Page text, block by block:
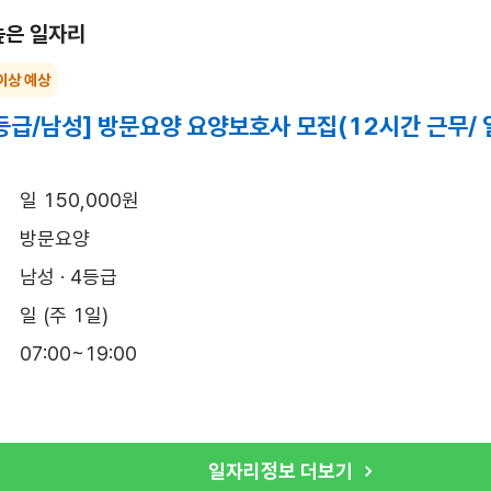
일자리
상 예상
/남성] 방문요양 요양보호사 모집(12시간 근무/
일 150,000원
방문요양
남성 · 4등급
일 (주 1일)
07:00~19:00
일자리정보 더보기